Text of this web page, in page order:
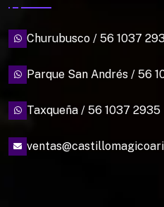
Churubusco / 56 1037
Parque San Andrés / 56
Taxqueña / 56 1037 2935